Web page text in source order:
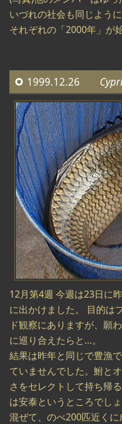
いづれの社会も同じよう
それぞれの「2000年」が
1999.12.26
12月第4週 今週は23日に
に出かけました。 目的は
ド観察にありますが、願
に巡り合えたらと…。
結果は昨年と同じで豊漁
ていませんでした。鮒と
さをセレクトして持ち帰
は安泰というところでし
混ぜて、のべ200匹近く